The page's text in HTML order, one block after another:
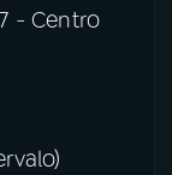
- Centro